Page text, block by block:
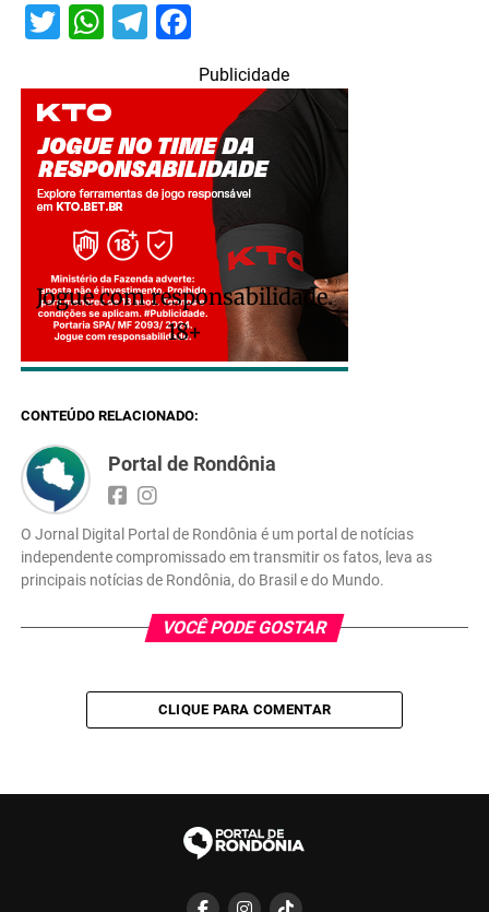
Twitter
WhatsApp
Telegram
Facebook
Publicidade
Jogue com responsabilidade.
18+
CONTEÚDO RELACIONADO:
Portal de Rondônia
O Jornal Digital Portal de Rondônia é um portal de notícias
independente compromissado em transmitir os fatos, leva as
principais notícias de Rondônia, do Brasil e do Mundo.
VOCÊ PODE GOSTAR
CLIQUE PARA COMENTAR